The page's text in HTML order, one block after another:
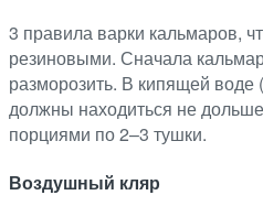
3 правила варки кальмаров,
резиновыми. Сначала
разморозить. В кипящей
должны находиться не
порциями по 2–3 тушки.
Воздушный кляр